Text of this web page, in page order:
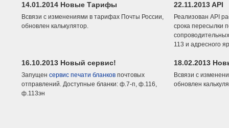
14.01.2014 Новые Тарифы
Всвязи с изменениями в тарифах Почты России,
обновлен калькулятор.
22.11.2013 API
Реализован API
срока пересылки
113 и адресного
16.10.2013 Новый сервис!
Запущен сервис печати бланков почтовых
отправлений. Доступные бланки: ф.7-п, ф.116,
ф.113эн
18.02.2013
Всвязи с
обновлен